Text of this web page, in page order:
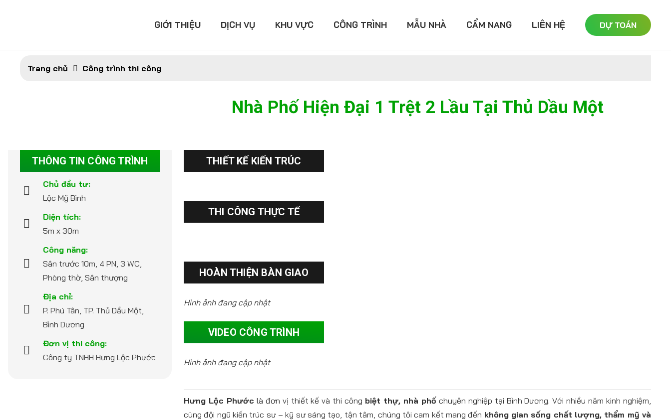
GIỚI THIỆU DỊCH VỤ KHU VỰC CÔNG TRÌNH MẪU NHÀ CẨM NANG LIÊN HỆ DỰ TOÁN
Trang chủ Công trình thi công
Nhà Phố Hiện Đại 1 Trệt 2 Lầu Tại Thủ Dầu Một
THÔNG TIN CÔNG TRÌNH
Chủ đầu tư:
Lộc Mỹ Bình
Diện tích:
5m x 30m
Công năng:
Sân trước 10m, 4 PN, 3 WC,
Phòng thờ, Sân thượng
Địa chỉ:
P. Phú Tân, TP. Thủ Dầu Một,
Bình Dương
Đơn vị thi công:
Công ty TNHH Hưng Lộc Phước
THIẾT KẾ KIẾN TRÚC
THI CÔNG THỰC TẾ
HOÀN THIỆN BÀN GIAO
Hình ảnh đang cập nhật
VIDEO CÔNG TRÌNH
Hình ảnh đang cập nhật
Hưng Lộc Phước là đơn vị thiết kế và thi công biệt thự, nhà phố chuyên nghiệp tại Bình Dương. Với nhiều năm kinh nghiệm,
cùng đội ngũ kiến trúc sư – kỹ sư sáng tạo, tận tâm, chúng tôi cam kết mang đến không gian sống chất lượng, thẩm mỹ và